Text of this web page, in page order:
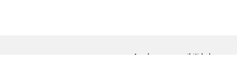
Ayuda para accesibilidad